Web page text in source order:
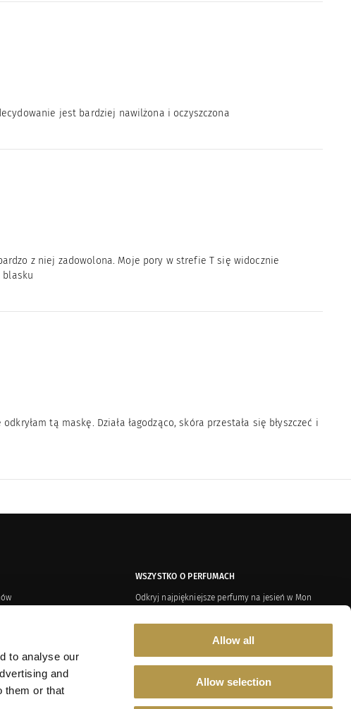
to analyse our
and
them or that
Allow all
Allow selection
jest bardziej nawilżona i oczyszczona
z niej zadowolona. Moje pory w strefie T się widocznie
blasku
tą maskę. Działa łagodząco, skóra przestała się błyszczeć i
Regulamin oraz Polityka Prywatności
WSZYSTKO O PERFUMACH
Odkryj najpiękniejsze perfumy na jesień w Mon
Dusza Shauran – aromatyczna podróż przez czas i